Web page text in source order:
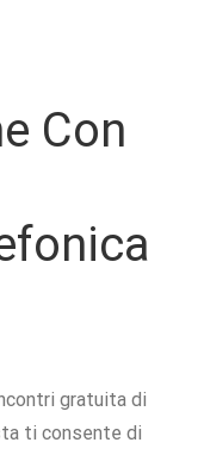
Con
gratuita di
ti consente di